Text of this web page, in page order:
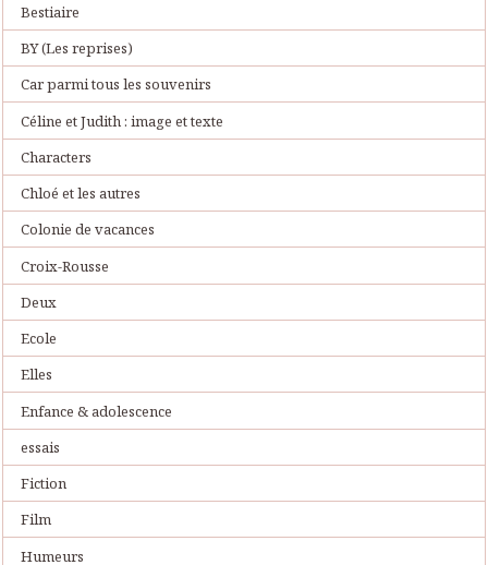
Bestiaire
BY (Les reprises)
Car parmi tous les souvenirs
Céline et Judith : image et texte
Characters
Chloé et les autres
Colonie de vacances
Croix-Rousse
Deux
Ecole
Elles
Enfance & adolescence
essais
Fiction
Film
Humeurs